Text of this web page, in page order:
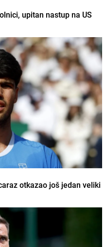
upitan nastup na US
otkazao još jedan veliki